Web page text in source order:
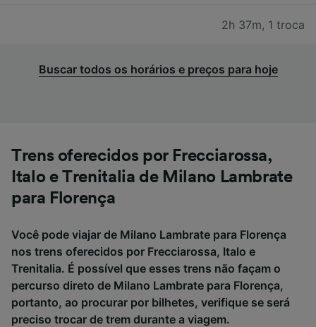
2h 37m, 1 troca
Buscar todos os horários e preços para hoje
Trens oferecidos por Frecciarossa,
Italo e Trenitalia de Milano Lambrate
para Florença
Você pode viajar de Milano Lambrate para Florença
nos trens oferecidos por Frecciarossa, Italo e
Trenitalia. É possível que esses trens não façam o
percurso direto de Milano Lambrate para Florença,
portanto, ao procurar por bilhetes, verifique se será
preciso trocar de trem durante a viagem.